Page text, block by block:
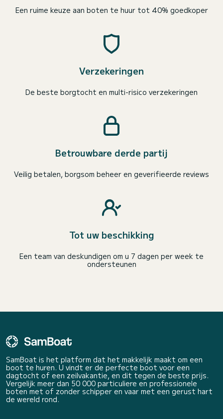
Een ruime keuze aan boten te huur tot 40% goedkoper
Verzekeringen
De beste borgtocht en multi-risico verzekeringen
Betrouwbare derde partij
Veilig betalen, borgsom beheer en geverifieerde reviews
Tot uw beschikking
Een team van deskundigen om u 7 dagen per week te
ondersteunen
SamBoat is het platform dat het makkelijk maakt om een
boot te huren. U vindt er de perfecte boot voor een
dagtocht of een zeilvakantie, en dit tegen de beste prijs.
Vergelijk meer dan 50 000 particuliere en professionele
boten met of zonder schipper en vaar met een gerust hart
de wereld rond.